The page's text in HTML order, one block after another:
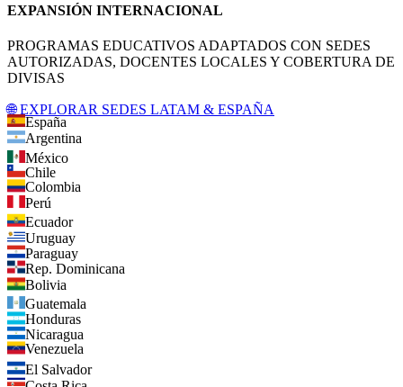
EXPANSIÓN INTERNACIONAL
PROGRAMAS EDUCATIVOS ADAPTADOS CON SEDES
AUTORIZADAS, DOCENTES LOCALES Y COBERTURA DE
DIVISAS
🌐 EXPLORAR SEDES LATAM & ESPAÑA
España
Argentina
México
Chile
Colombia
Perú
Ecuador
Uruguay
Paraguay
Rep. Dominicana
Bolivia
Guatemala
Honduras
Nicaragua
Venezuela
El Salvador